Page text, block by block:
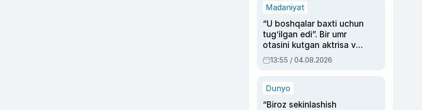
Madaniyat
“U boshqalar baxti uchun
tug‘ilgan edi”. Bir umr
otasini kutgan aktrisa va
dublyaj ustasi Rimma
Ahmedovaning
13:55 / 04.08.2026
Dunyo
“Biroz sekinlashish